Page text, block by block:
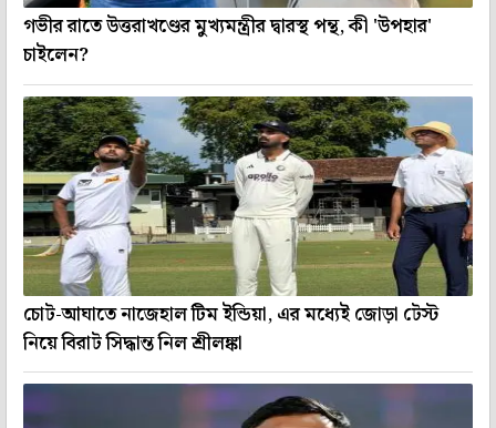
গভীর রাতে উত্তরাখণ্ডের মুখ্যমন্ত্রীর দ্বারস্থ পন্থ, কী 'উপহার'
চাইলেন?
চোট-আঘাতে নাজেহাল টিম ইন্ডিয়া, এর মধ্যেই জোড়া টেস্ট
নিয়ে বিরাট সিদ্ধান্ত নিল শ্রীলঙ্কা